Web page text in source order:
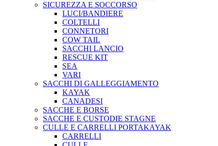
SICUREZZA E SOCCORSO
LUCI/BANDIERE
COLTELLI
CONNETORI
COW TAIL
SACCHI LANCIO
RESCUE KIT
SEA
VARI
SACCHI DI GALLEGGIAMENTO
KAYAK
CANADESI
SACCHE E BORSE
SACCHE E CUSTODIE STAGNE
CULLE E CARRELLI PORTAKAYAK
CARRELLI